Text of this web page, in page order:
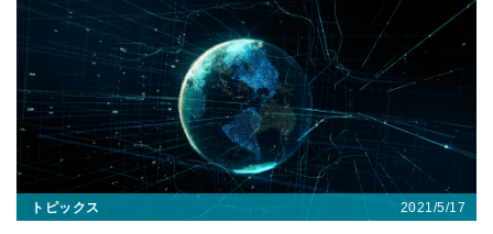
トピックス 2021/5/17